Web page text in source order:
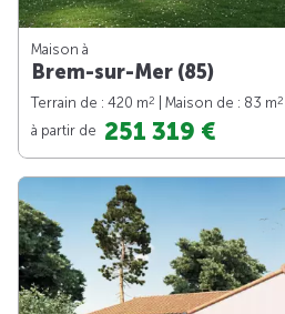
Maison à
Brem-sur-Mer (85)
Terrain de : 420 m2 | Maison de : 83 m2
à partir de 251 319 €